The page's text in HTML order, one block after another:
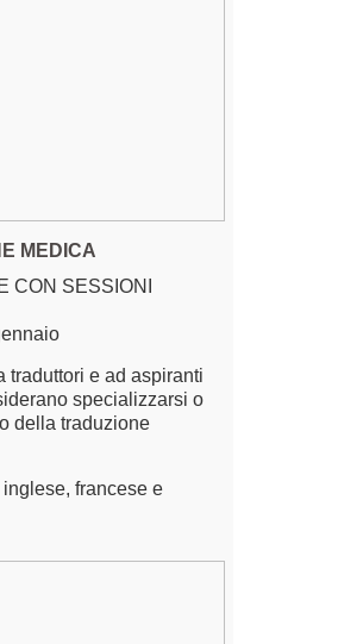
MEDICA
CON SESSIONI
traduttori e ad aspiranti
specializzarsi o
della traduzione
francese e